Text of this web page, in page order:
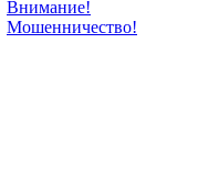
Внимание!
Мошенничество!